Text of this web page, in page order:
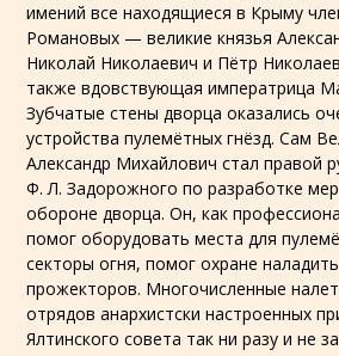
имений все находящиеся в Крыму
Романовых — великие князья
Николай Николаевич и Пётр
также вдовствующая императрица
Зубчатые стены дворца оказались
устройства пулемётных гнёзд. Сам
Александр Михайлович стал правой
Ф. Л. Задорожного по разработке
обороне дворца. Он, как
помог оборудовать места для
секторы огня, помог охране
прожекторов. Многочисленные
отрядов анархистски настроенных
Ялтинского совета так ни разу и не